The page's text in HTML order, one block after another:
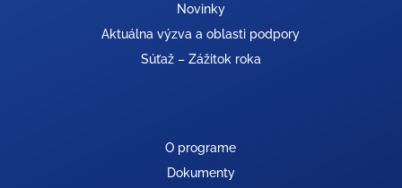
Novinky
Aktuálna výzva a oblasti podpory
Súťaž – Zážitok roka
O programe
Dokumenty